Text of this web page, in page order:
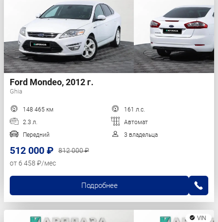
Ford Mondeo, 2012 г.
Ghia
148 465 км
161 л.с.
2.3 л.
Автомат
Передний
3 владельца
512 000 ₽
812 000 ₽
от 6 458 ₽/мес
Подробнее
VIN